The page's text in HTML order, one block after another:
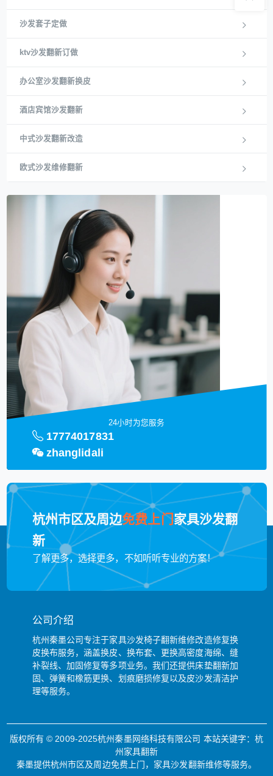
沙发套子定做
ktv沙发翻新订做
办公室沙发翻新换皮
酒店宾馆沙发翻新
中式沙发翻新改造
欧式沙发维修翻新
24小时为您服务
17774017831
zhanglidali
杭州市区及周边免费上门家具沙发翻
新
了解更多，选择更多，不如听听专业的方案！
公司介绍
杭州秦墨公司专注于家具沙发椅子翻新维修改造修复换
皮换布服务，涵盖换皮、换布套、更换高密度海绵、缝
补裂线、加固修复等多项业务。我们还提供床垫翻新加
固、弹簧和橡筋更换、划痕磨损修复以及皮沙发清洁护
理等服务。
版权所有 © 2009-2025杭州秦墨网络科技有限公司 本站关键字：杭
州家具翻新
秦墨提供杭州市区及周边免费上门，家具沙发翻新维修等服务。